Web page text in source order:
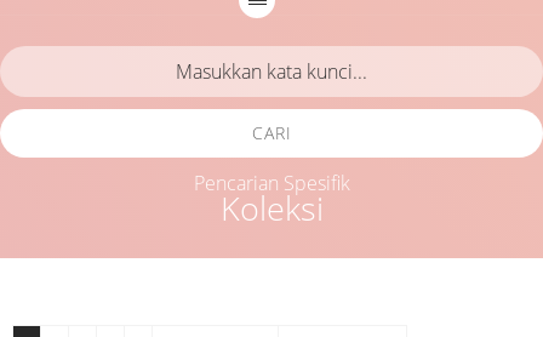
Koleksi
CARI
Pencarian Spesifik